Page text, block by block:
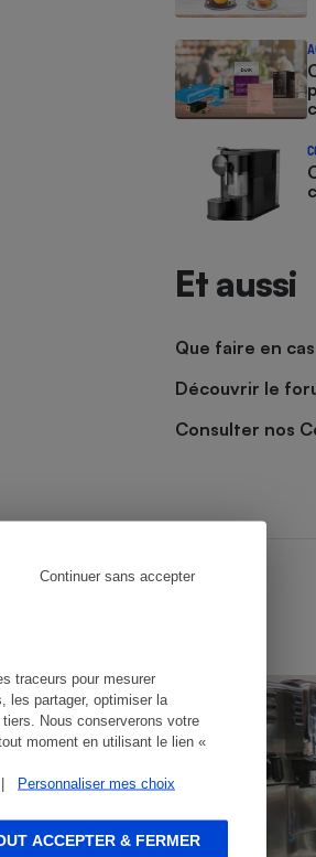
traceurs pour mesurer
les partager, optimiser la
Nous conserverons votre
moment en utilisant le lien «
| Personnaliser mes choix
Continuer sans accepter
ACCEPTER & FERMER
Et aussi
Que faire en
Découvrir le
Consulter nos